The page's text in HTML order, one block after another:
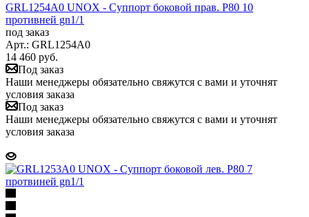
GRL1254A0 UNOX - Суппорт боковой прав. P80 10
противней gn1/1
под заказ
Арт.: GRL1254A0
14 460 руб.
Под заказ
Наши менеджеры обязательно свяжутся с вами и уточнят
условия заказа
Под заказ
Наши менеджеры обязательно свяжутся с вами и уточнят
условия заказа